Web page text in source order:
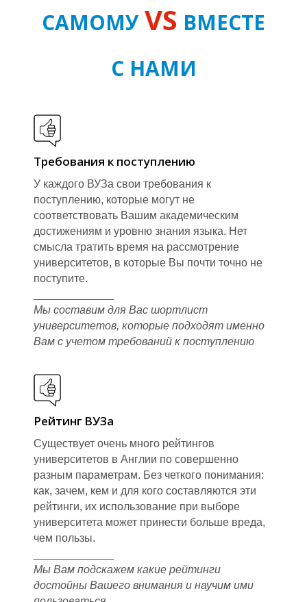
И
В
САМОМУVS ВМЕСТЕ
С НАМИ
Требования к поступлению
У каждого ВУЗа свои требования к
поступлению, которые могут не
соответствовать Вашим академическим
достижениям и уровню знания языка. Нет
смысла тратить время на рассмотрение
университетов, в которые Вы почти точно не
поступите.
Мы составим для Вас шортлист
университетов, которые подходят именно
Вам с учетом требований к поступлению
Рейтинг ВУЗа
Существует очень много рейтингов
университетов в Англии по совершенно
разным параметрам. Без четкого понимания:
как, зачем, кем и для кого составляются эти
рейтинги, их использование при выборе
университета может принести больше вреда,
чем пользы.
Мы Вам подскажем какие рейтинги
достойны Вашего внимания и научим ими